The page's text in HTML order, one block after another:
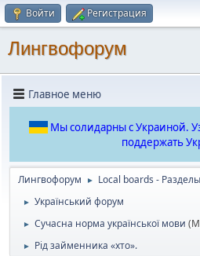
Войти Регистрация
Лингвофорум
Главное меню
Мы солидарны с Украиной.
поддержать
Лингвофорум ► Local boards -
► Український форум
► Сучасна норма української мови
► Рід займенника «хто».